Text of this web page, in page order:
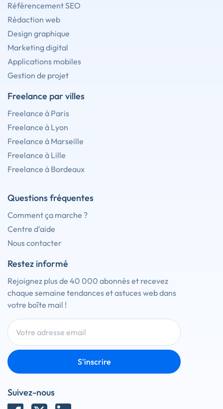
Référencement SEO
Rédaction web
Design graphique
Marketing digital
Applications mobiles
Gestion de projet
Freelance par villes
Freelance à Paris
Freelance à Lyon
Freelance à Marseille
Freelance à Lille
Freelance à Bordeaux
Questions fréquentes
Comment ça marche ?
Centre d'aide
Nous contacter
Restez informé
Rejoignez plus de 40 000 abonnés et recevez
chaque semaine tendances et astuces web dans
votre boîte mail !
S'inscrire
Suivez-nous